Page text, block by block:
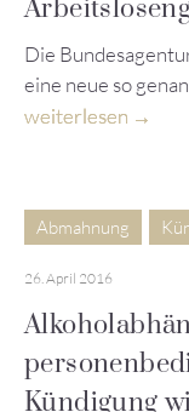
Die
eine neue so
weiterlesen
Abmahnung
26. April 2016
Kündigung